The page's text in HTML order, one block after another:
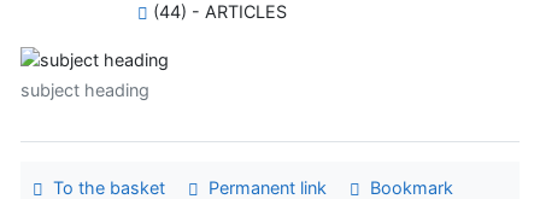
(44) - ARTICLES
subject heading
To the basket Permanent link
Bookmark